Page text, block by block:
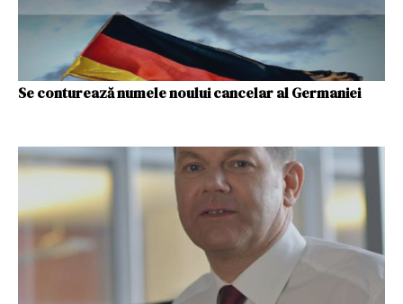
Se conturează numele noului cancelar al Germaniei